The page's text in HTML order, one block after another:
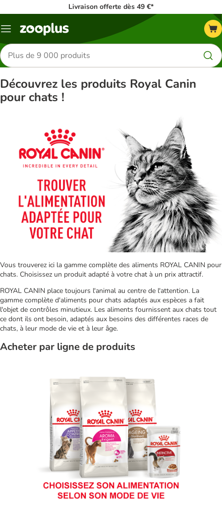
Livraison offerte dès 49 €*
Menu
Rechercher
des
produits
Découvrez les produits Royal Canin
pour chats !
Vous trouverez ici la gamme complète des aliments ROYAL CANIN pour
chats. Choisissez un produit adapté à votre chat à un prix attractif.
ROYAL CANIN place toujours l'animal au centre de l'attention. La
gamme complète d'aliments pour chats adaptés aux espèces a fait
l'objet de contrôles minutieux. Les aliments fournissent aux chats tout
ce dont ils ont besoin, adaptés aux besoins des différentes races de
chats, à leur mode de vie et à leur âge.
Acheter par ligne de produits